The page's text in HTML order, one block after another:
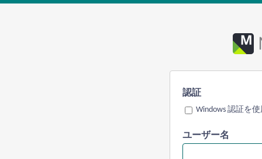
認証
Windows 認証を
ユーザー名